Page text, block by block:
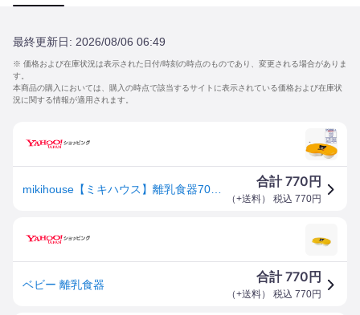
最終更新日: 2026/08/06 06:49
※ 価格および在庫状況は表示された日付/時刻の時点のものであり、変更される場合がありま
す。
本商品の購入においては、購入の時点で該当するサイトに表示されている価格および在庫状
況に関する情報が適用されます。
合計770 円
（+送料） 税込 770円
ベビー 離乳食器
合計770 円
（+送料） 税込 770円